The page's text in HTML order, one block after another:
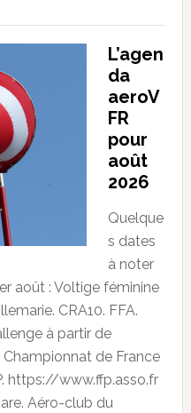
L’agen
da
aeroV
FR
pour
août
2026
Quelque
s dates
à noter
août : Voltige féminine
CRA10. FFA.
à partir de
Championnat de France
https://www.ffp.asso.fr
Aéro-club du